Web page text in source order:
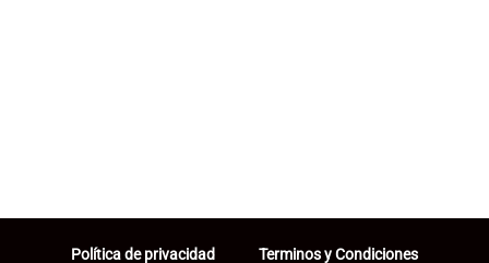
Política de privacidad Terminos y Condiciones